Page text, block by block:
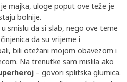
majka, uloge poput ove teže je
bolnije.
smislu da si slab, nego ove teme
da su vrijeme i
bili otežani mojom obavezom i
Na trenutke sam mislila ako
– govori splitska glumica.